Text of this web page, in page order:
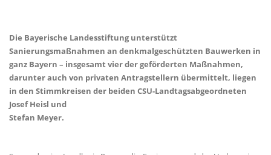
Die Bayerische Landesstiftung unterstützt
Sanierungsmaßnahmen an denkmalgeschützten Bauwerken in
ganz Bayern – insgesamt vier der geförderten Maßnahmen,
darunter auch von privaten Antragstellern übermittelt, liegen
in den Stimmkreisen der beiden CSU-Landtagsabgeordneten
Josef Heisl und
Stefan Meyer.